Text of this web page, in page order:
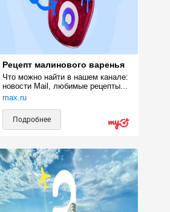
Рецепт малинового варенья
Что можно найти в нашем канале:
новости Mail, любимые рецепты...
max.ru
Подробнее